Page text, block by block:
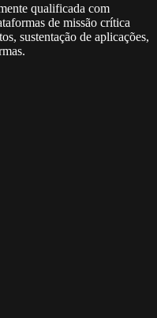
qualificada com
de missão crítica
sustentação de aplicações,